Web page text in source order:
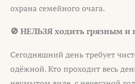
охрана семейного очага.
🚫 НЕЛЬЗЯ ходить грязным
Сегодняшний день требует
одёжной. Кто проходит весь